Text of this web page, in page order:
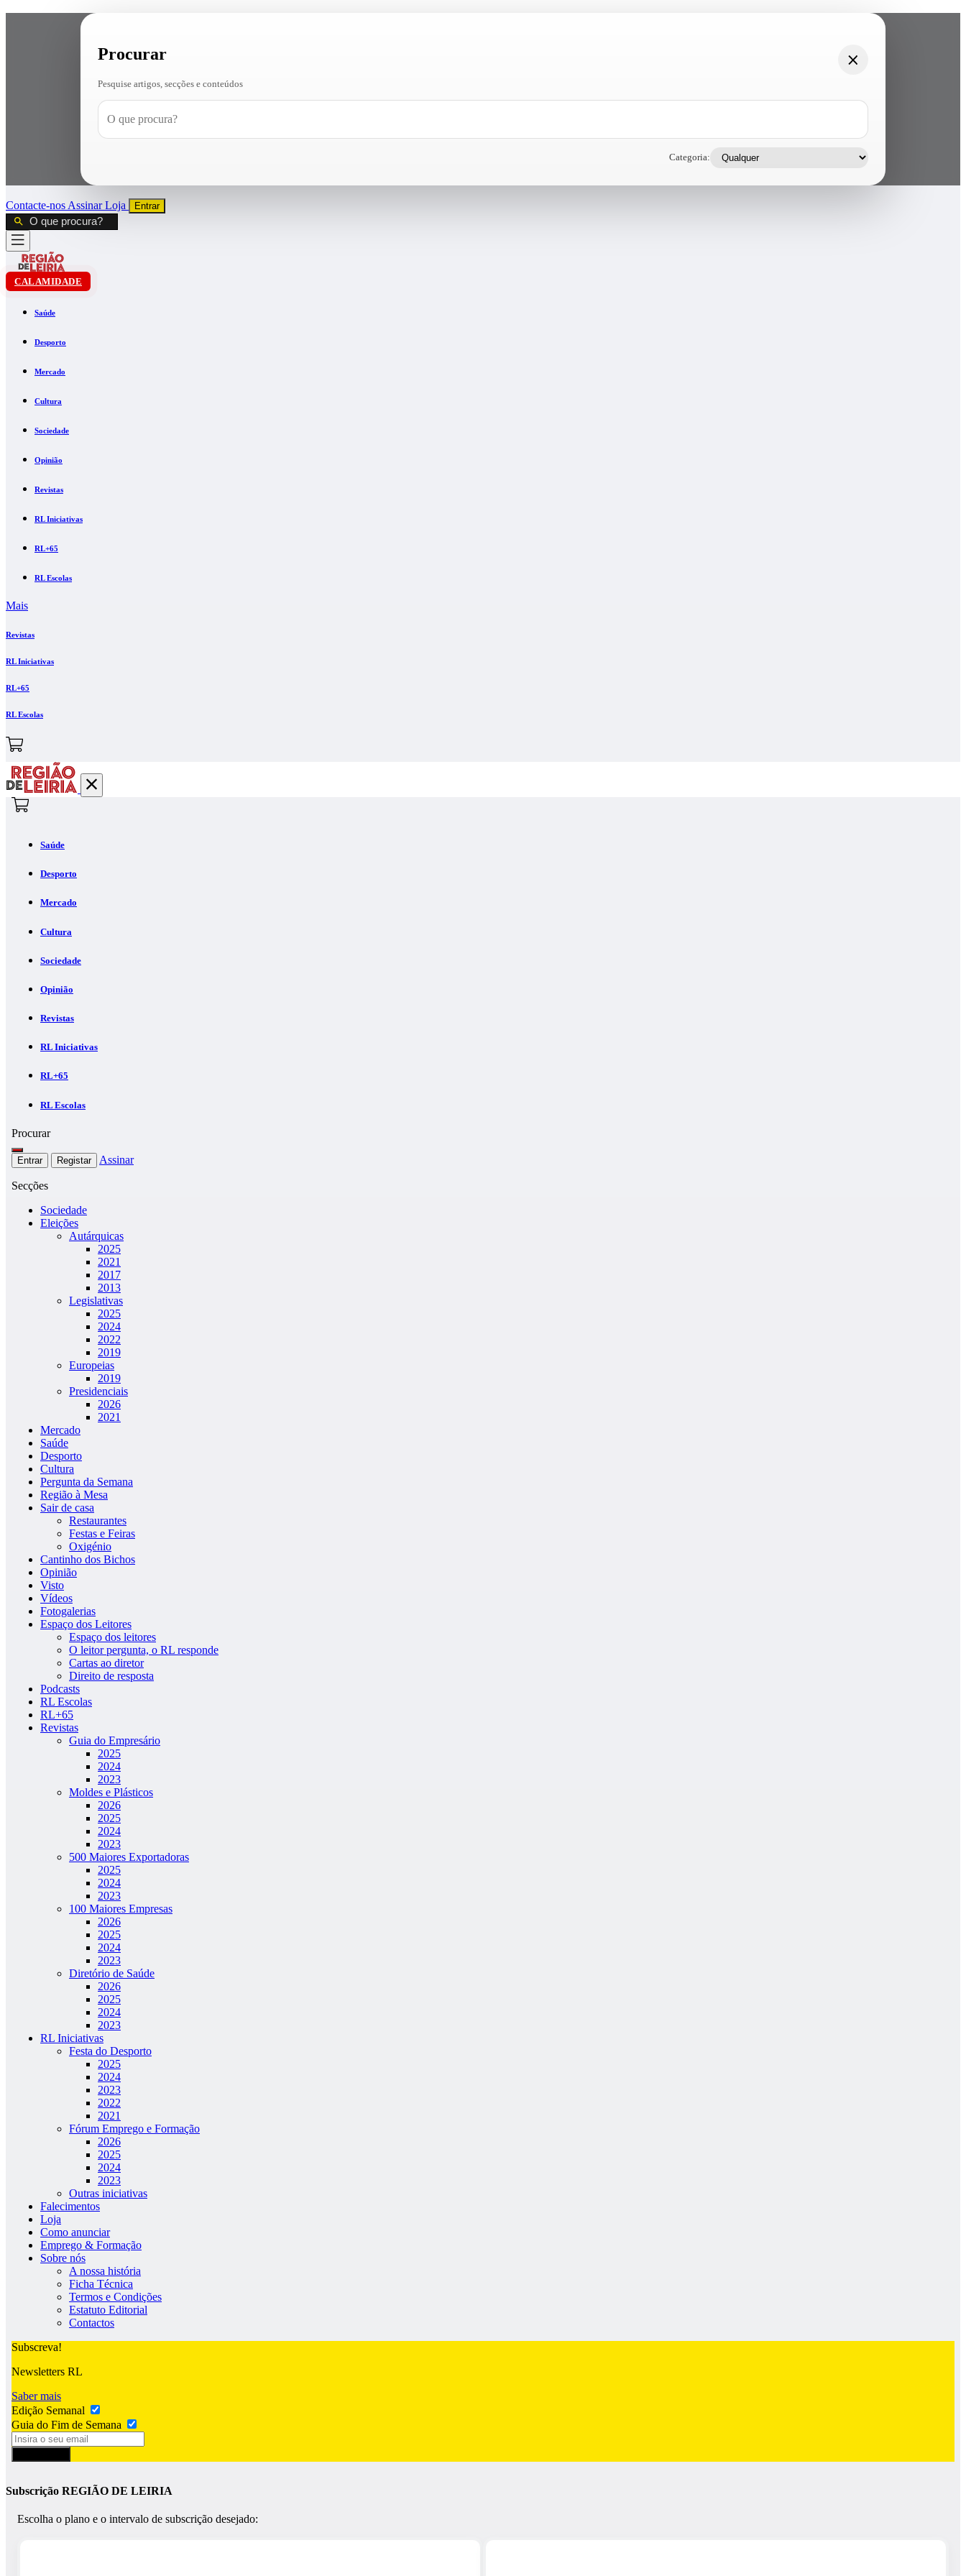
Procurar
Pesquise artigos, secções e conteúdos
Categoria:
Contacte-nos AssinarLoja Entrar
CALAMIDADE
Saúde
Desporto
Mercado
Cultura
Sociedade
Opinião
Revistas
RL Iniciativas
RL+65
RL Escolas
Mais
Revistas
RL Iniciativas
RL+65
RL Escolas
Saúde
Desporto
Mercado
Cultura
Sociedade
Opinião
Revistas
RL Iniciativas
RL+65
RL Escolas
Procurar
Entrar Registar Assinar
Secções
Sociedade
Eleições
Autárquicas
2025
2021
2017
2013
Legislativas
2025
2024
2022
2019
Europeias
2019
Presidenciais
2026
2021
Mercado
Saúde
Desporto
Cultura
Pergunta da Semana
Região à Mesa
Sair de casa
Restaurantes
Festas e Feiras
Oxigénio
Cantinho dos Bichos
Opinião
Visto
Vídeos
Fotogalerias
Espaço dos Leitores
Espaço dos leitores
O leitor pergunta, o RL responde
Cartas ao diretor
Direito de resposta
Podcasts
RL Escolas
RL+65
Revistas
Guia do Empresário
2025
2024
2023
Moldes e Plásticos
2026
2025
2024
2023
500 Maiores Exportadoras
2025
2024
2023
100 Maiores Empresas
2026
2025
2024
2023
Diretório de Saúde
2026
2025
2024
2023
RL Iniciativas
Festa do Desporto
2025
2024
2023
2022
2021
Fórum Emprego e Formação
2026
2025
2024
2023
Outras iniciativas
Falecimentos
Loja
Como anunciar
Emprego & Formação
Sobre nós
A nossa história
Ficha Técnica
Termos e Condições
Estatuto Editorial
Contactos
Subscreva!
Newsletters RL
Saber mais
Edição Semanal
Guia do Fim de Semana
Subscrição REGIÃO DE LEIRIA
Escolha o plano e o intervalo de subscrição desejado: